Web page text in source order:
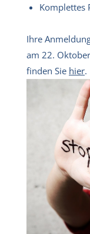
Komplettes
Ihre
am 22.
finden Sie hier.